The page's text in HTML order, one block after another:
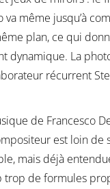
va même jusqu’à
plan, ce qui
dynamique. La
récurrent
de Francesco
est loin de
mais déjà
de formules